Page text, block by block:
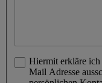
Hiermit erkläre ich
Mail Adresse